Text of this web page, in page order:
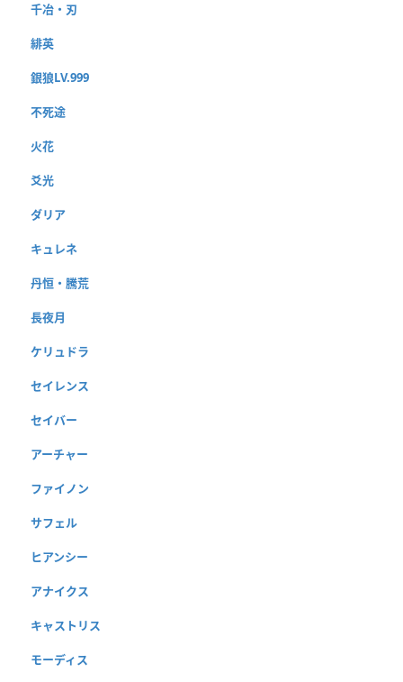
千冶・刃
緋英
銀狼LV.999
不死途
火花
爻光
ダリア
キュレネ
丹恒・騰荒
長夜月
ケリュドラ
セイレンス
セイバー
アーチャー
ファイノン
サフェル
ヒアンシー
アナイクス
キャストリス
モーディス